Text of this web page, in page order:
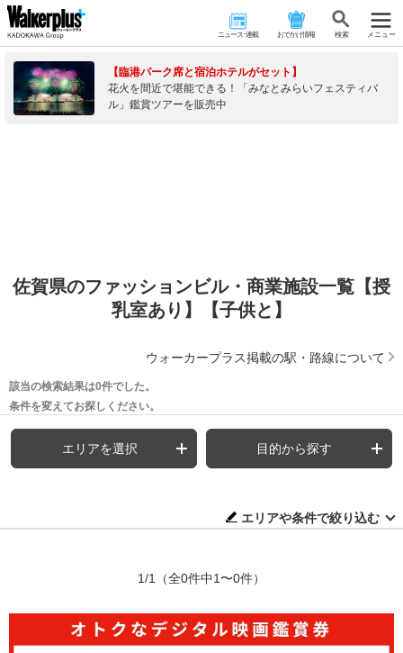
ニュース･連載 おでかけ情報 検 索 メニュー
【臨港パーク席と宿泊ホテルがセット】
花火を間近で堪能できる！「みなとみらいフェスティバ
ル」鑑賞ツアーを販売中
佐賀県のファッションビル・商業施設一覧【授
乳室あり】【子供と】
ウォーカープラス掲載の駅・路線について
該当の検索結果は0件でした。
条件を変えてお探しください。
エリアを選択 目的から探す
エリアや条件で絞り込む
1/1 （全0件中1〜0件）